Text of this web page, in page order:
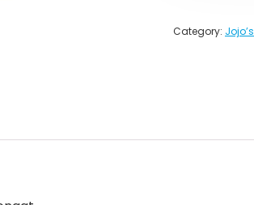
Category: Jojo’s